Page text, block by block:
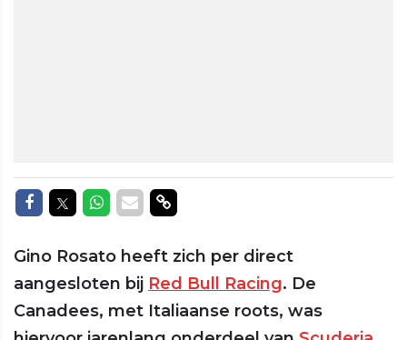
Delen op Facebook
Delen op Twitter
Delen op Whatsapp
Delen via Mail
Delen via link
Gino Rosato heeft zich per direct
aangesloten bij Red Bull Racing. De
Canadees, met Italiaanse roots, was